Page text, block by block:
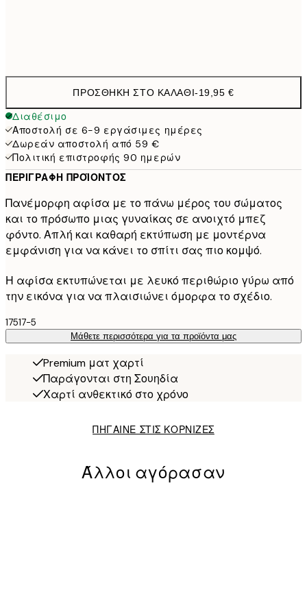
ΠΡΟΣΘΉΚΗ ΣΤΟ ΚΑΛΆΘΙ-19,95 €
Διαθέσιμο
Αποστολή σε 6-9 εργάσιμες ημέρες
Δωρεάν αποστολή από 59 €
Πολιτική επιστροφής 90 ημερών
ΠΕΡΙΓΡΑΦΉ ΠΡΟΪΌΝΤΟΣ
Πανέμορφη αφίσα με το πάνω μέρος του σώματος
και το πρόσωπο μιας γυναίκας σε ανοιχτό μπεζ
φόντο. Απλή και καθαρή εκτύπωση με μοντέρνα
εμφάνιση για να κάνει το σπίτι σας πιο κομψό.
Η αφίσα εκτυπώνεται με λευκό περιθώριο γύρω από
την εικόνα για να πλαισιώνει όμορφα το σχέδιο.
17517-5
Μάθετε περισσότερα για τα προϊόντα μας
Premium ματ χαρτί
Παράγονται στη Σουηδία
Χαρτί ανθεκτικό στο χρόνο
ΠΗΓΑΙΝΕ ΣΤΙΣ ΚΟΡΝΙΖΕΣ
Άλλοι αγόρασαν